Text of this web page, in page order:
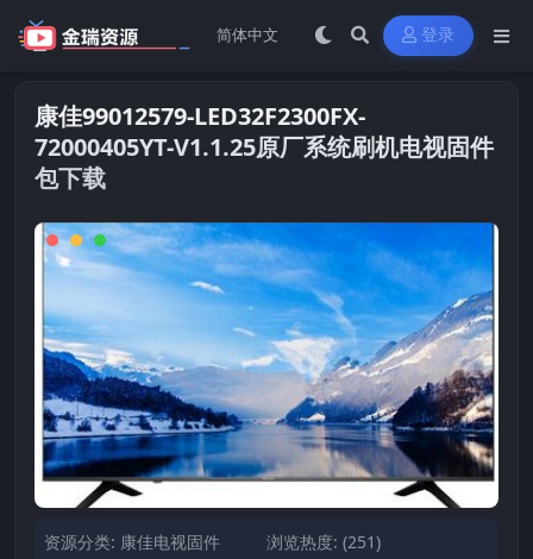
登录
康佳99012579-LED32F2300FX-
72000405YT-V1.1.25原厂系统刷机电视固件
包下载
资源分类: 康佳电视固件
浏览热度: (251)